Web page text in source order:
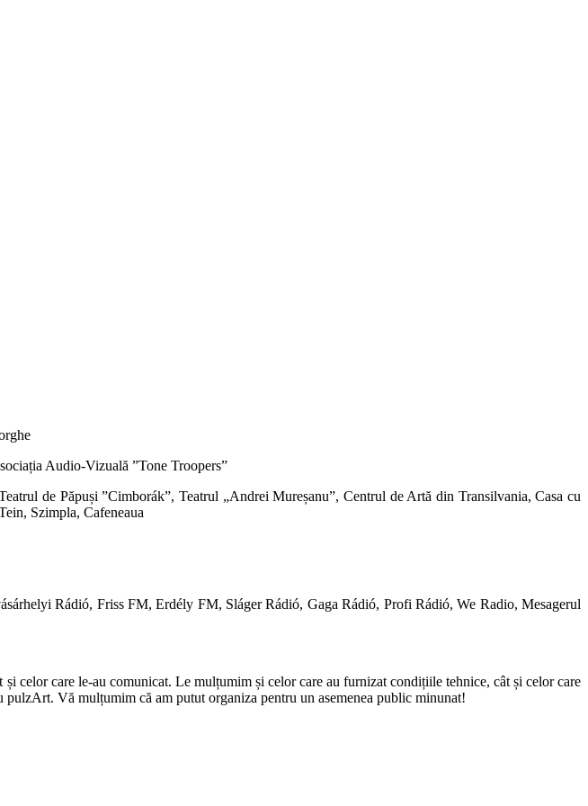
Audio-Vizuală ”Tone Troopers”
de Păpuși ”Cimborák”, Teatrul „Andrei Mureșanu”, Centrul de Artă din Transilvania, Casa cu
Szimpla, Cafeneaua
Rádió, Friss FM, Erdély FM, Sláger Rádió, Gaga Rádió, Profi Rádió, We Radio, Mesagerul
celor care le-au comunicat. Le mulțumim și celor care au furnizat condițiile tehnice, cât și celor care
Vă mulțumim că am putut organiza pentru un asemenea public minunat!